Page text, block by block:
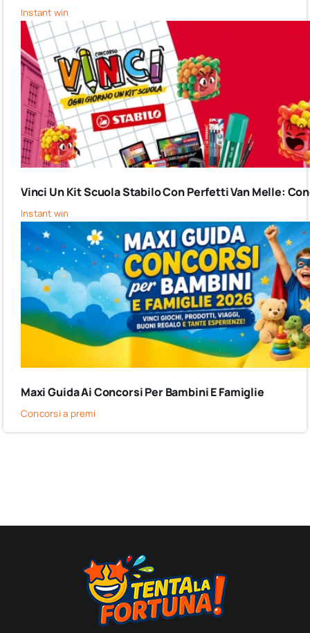
Instant win
Vinci Un Kit Scuola Stabilo Con Perfetti Van Melle:
Instant win
Maxi Guida Ai Concorsi Per Bambini E Famiglie
Concorsi a premi